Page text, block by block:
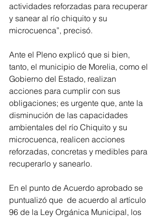
actividades reforzadas para recuperar
y sanear al río chiquito y su
microcuenca”, precisó.
Ante el Pleno explicó que si bien,
tanto, el municipio de Morelia, como el
Gobierno del Estado, realizan
acciones para cumplir con sus
obligaciones; es urgente que, ante la
disminución de las capacidades
ambientales del río Chiquito y su
microcuenca, realicen acciones
reforzadas, concretas y medibles para
recuperarlo y sanearlo.
En el punto de Acuerdo aprobado se
puntualizó que  de acuerdo al artículo
96 de la Ley Orgánica Municipal, los